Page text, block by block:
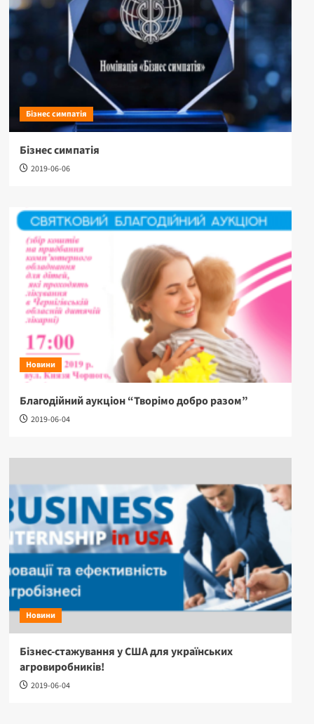
Бізнес симпатія
Бізнес симпатія
2019-06-06
Новини
Благодійний аукціон “Творімо добро разом”
2019-06-04
Новини
Бізнес-стажування у США для українських
агровиробників!
2019-06-04